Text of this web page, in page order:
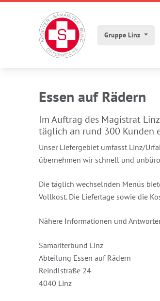
Gruppe Linz
Essen auf Rädern
Im Auftrag des Magistrat
täglich an rund 300 Kunden
Unser Liefergebiet umfasst Linz/
übernehmen wir schnell und
Die täglich wechselnden Menüs
Vollkost. Die Liefertage sowie die
Nähere Informationen und
Samariterbund Linz
Abteilung Essen auf Rädern
Reindlstraße 24
4040 Linz